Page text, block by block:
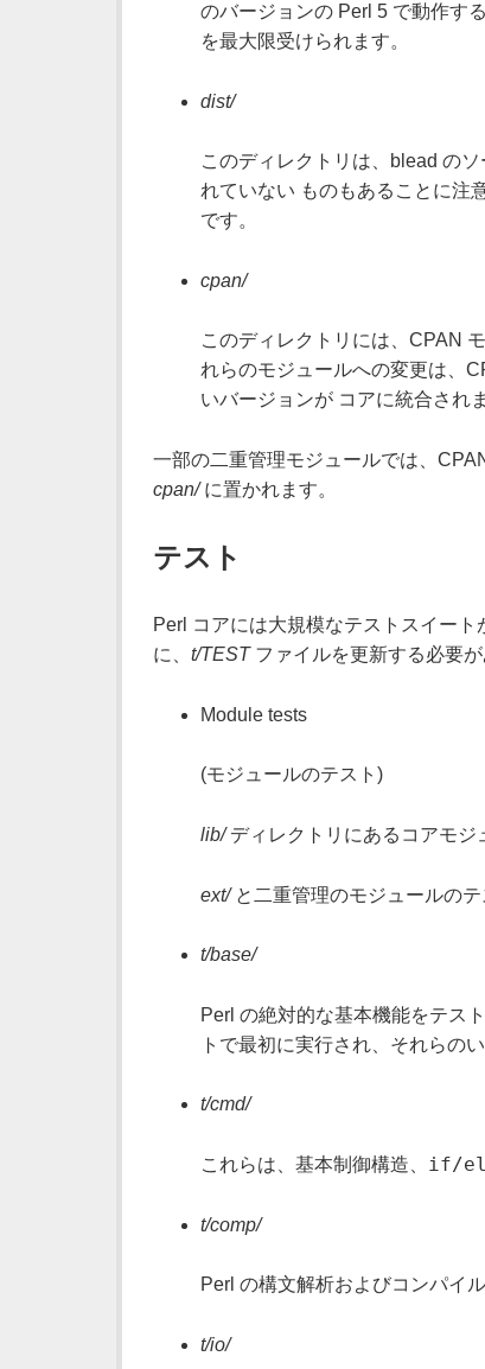
のバージョンの Perl 5 で動作す
を最大限受けられます。
dist/
このディレクトリは、blead の
れていない ものもあることに注
です。
cpan/
このディレクトリには、CPAN
れらのモジュールへの変更は、
いバージョンが コアに統合されま
一部の二重管理モジュールでは、
cpan/に置かれます。
テスト
Perl コアには大規模なテストスイー
に、 t/TESTファイルを更新する必要が
Module tests
(モジュールのテスト)
lib/ディレクトリにあるコアモジ
ext/と二重管理のモジュールの
t/base/
Perl の絶対的な基本機能をテス
トで最初に実行され、それらの
t/cmd/
これらは、基本制御構造、 if/
t/comp/
Perl の構文解析およびコンパイ
t/io/